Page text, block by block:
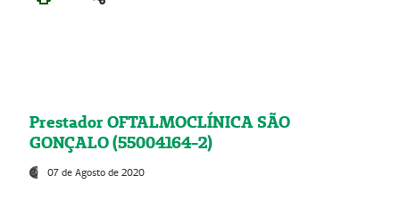
Prestador OFTALMOCLÍNICA SÃO
GONÇALO (55004164-2)
07 de Agosto de 2020